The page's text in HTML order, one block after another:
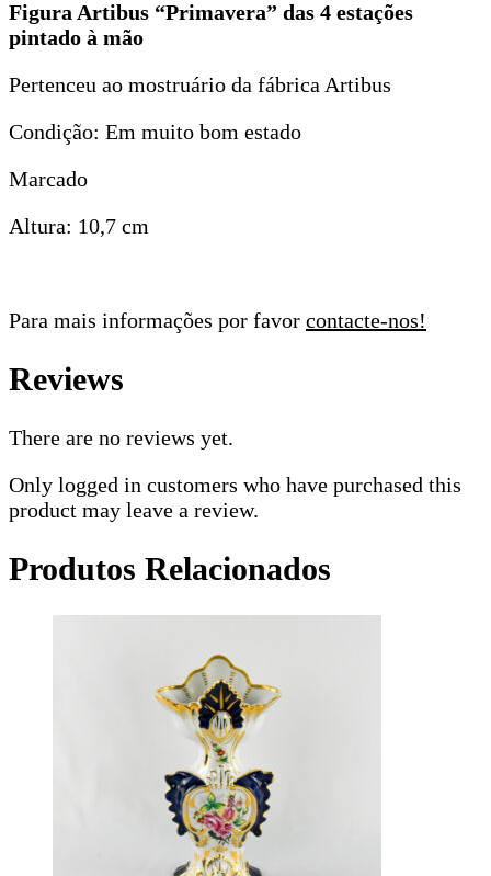
Figura Artibus “Primavera” das 4 estações
pintado à mão
Pertenceu ao mostruário da fábrica Artibus
Condição: Em muito bom estado
Marcado
Altura: 10,7 cm
Para mais informações por favor contacte-nos!
Reviews
There are no reviews yet.
Only logged in customers who have purchased this
product may leave a review.
Produtos Relacionados